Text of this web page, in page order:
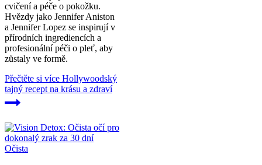
cvičení a péče o pokožku.
Hvězdy jako Jennifer Aniston
a Jennifer Lopez se inspirují v
přírodních ingrediencích a
profesionální péči o pleť, aby
zůstaly ve formě.
Přečtěte si více Hollywoodský
tajný recept na krásu a zdraví
Očista